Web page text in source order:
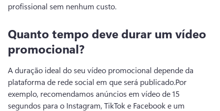
profissional sem nenhum custo.
Quanto tempo deve durar um vídeo
promocional?
A duração ideal do seu vídeo promocional depende da
plataforma de rede social em que será publicado.Por
exemplo, recomendamos anúncios em vídeo de 15
segundos para o Instagram, TikTok e Facebook e um